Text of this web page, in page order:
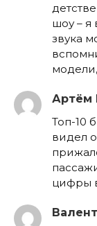
шоу – я
звука
Артём
Топ-10
видел
цифры